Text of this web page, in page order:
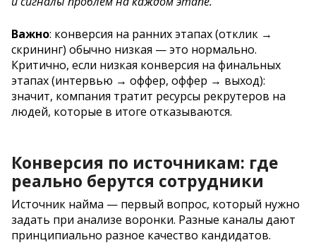
Важно: конверсия на ранних этапах (отклик →
скрининг) обычно низкая — это нормально.
Критично, если низкая конверсия на финальных
этапах (интервью → оффер, оффер → выход):
значит, компания тратит ресурсы рекрутеров на
людей, которые в итоге отказываются.
Конверсия по источникам: где
реально берутся сотрудники
Источник найма — первый вопрос, который нужно
задать при анализе воронки. Разные каналы дают
принципиально разное качество кандидатов.